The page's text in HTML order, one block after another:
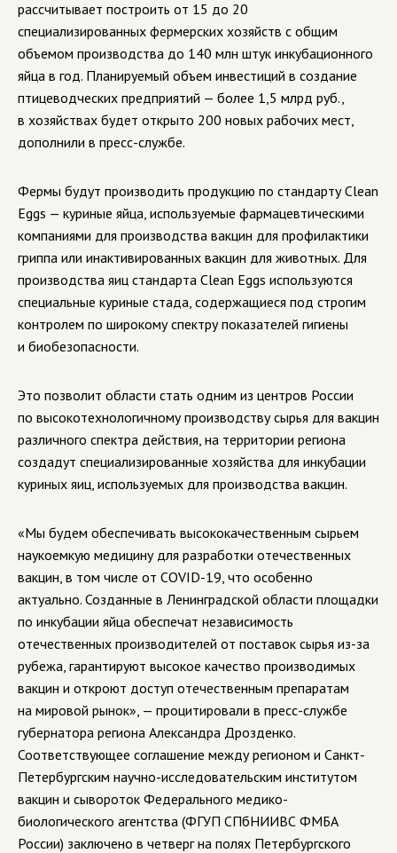
рассчитывает построить от 15 до 20
специализированных фермерских хозяйств с общим
объемом производства до 140 млн штук инкубационного
яйца в год. Планируемый объем инвестиций в создание
птицеводческих предприятий — более 1,5 млрд руб.,
в хозяйствах будет открыто 200 новых рабочих мест,
дополнили в пресс-службе.
Фермы будут производить продукцию по стандарту Clean
Eggs — куриные яйца, используемые фармацевтическими
компаниями для производства вакцин для профилактики
гриппа или инактивированных вакцин для животных. Для
производства яиц стандарта Clean Eggs используются
специальные куриные стада, содержащиеся под строгим
контролем по широкому спектру показателей гигиены
и биобезопасности.
Это позволит области стать одним из центров России
по высокотехнологичному производству сырья для вакцин
различного спектра действия, на территории региона
создадут специализированные хозяйства для инкубации
куриных яиц, используемых для производства вакцин.
«Мы будем обеспечивать высококачественным сырьем
наукоемкую медицину для разработки отечественных
вакцин, в том числе от COVID-19, что особенно
актуально. Созданные в Ленинградской области площадки
по инкубации яйца обеспечат независимость
отечественных производителей от поставок сырья из-за
рубежа, гарантируют высокое качество производимых
вакцин и откроют доступ отечественным препаратам
на мировой рынок», — процитировали в пресс-службе
губернатора региона Александра Дрозденко.
Соответствующее соглашение между регионом и Санкт-
Петербургским научно-исследовательским институтом
вакцин и сывороток Федерального медико-
биологического агентства (ФГУП СПбНИИВС ФМБА
России) заключено в четверг на полях Петербургского